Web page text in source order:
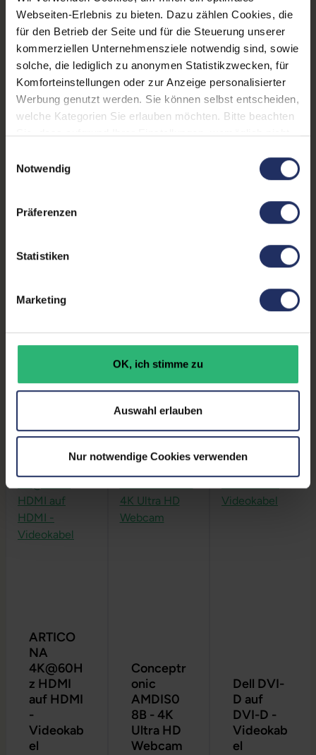
Webseiten-Erlebnis zu bieten. Dazu zählen Cookies, die
für den Betrieb der Seite und für die Steuerung unserer
kommerziellen Unternehmensziele notwendig sind, sowie
solche, die lediglich zu anonymen Statistikzwecken, für
Komforteinstellungen oder zur Anzeige personalisierter
Werbung genutzt werden. Sie können selbst entscheiden,
welche Kategorien Sie erlauben möchten. Bitte beachten
Sie, dass aufgrund Ihrer Einstellungen, womöglich nicht
Weitere Informationen finden Sie in
Notwendig
Präferenzen
Statistiken
Marketing
OK, ich stimme zu
Auswahl erlauben
Nur notwendige Cookies verwenden
Produktbeschreibung
1x DVI, 1x HDMI, 3x USB 3
Typ A
Mehr anzeigen
Farbe: Schwarz/Silber
Webcam: Nein
Lautsprecher: Ja
Touchscreen: Nein
Stromverbrauch:
Maße (LxBxH):
Produktgalerie überspringen
ARTICO
NA
4K@60H
z HDMI
auf HDMI
-
Videokab
el
Conceptr
onic
AMDIS0
8B - 4K
Ultra HD
Webcam
Dell DVI-
D auf
DVI-D -
Videokab
el